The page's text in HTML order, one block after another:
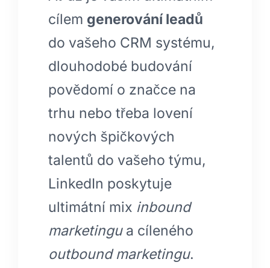
cílem generování leadů
do vašeho CRM systému,
dlouhodobé budování
povědomí o značce na
trhu nebo třeba lovení
nových špičkových
talentů do vašeho týmu,
LinkedIn poskytuje
ultimátní mix inbound
marketingua cíleného
outbound marketingu.